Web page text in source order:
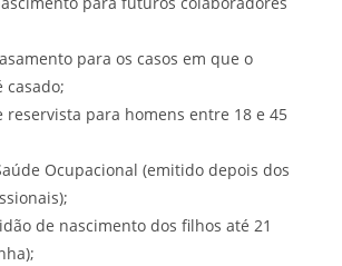
para os casos em que o
casado;
reservista para homens entre 18 e 45
Ocupacional (emitidodepois dos
de nascimento dos filhos até 21